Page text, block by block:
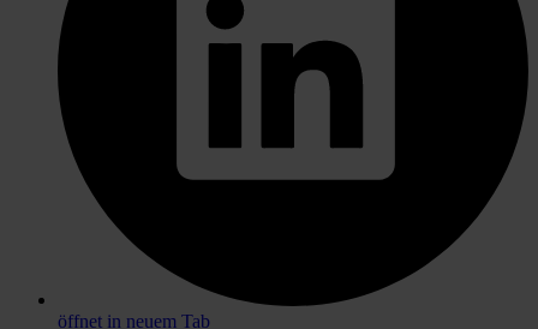
öffnet in neuem Tab